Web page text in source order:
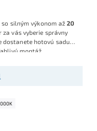
so silným výkonom až20
vás vyberie správny
dostanete hotovú sadu
montáž.